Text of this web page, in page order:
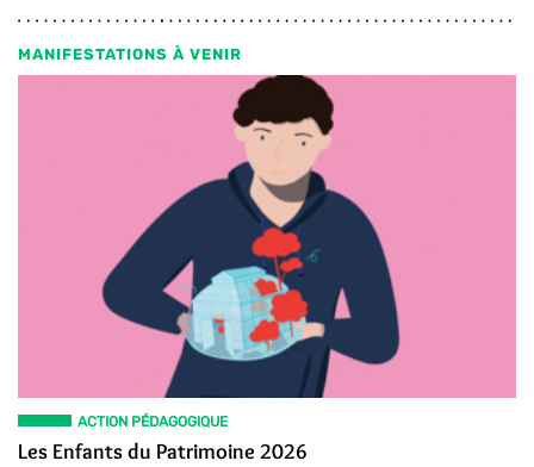
MANIFESTATIONS À VENIR
ACTION PÉDAGOGIQUE
Les Enfants du Patrimoine 2026